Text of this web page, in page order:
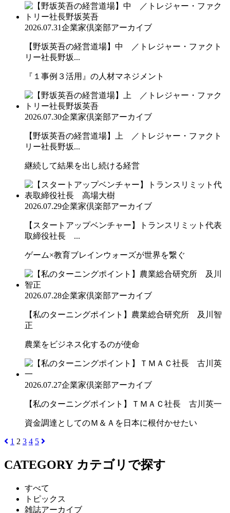
2026.07.31企業家倶楽部アーカイブ
【野坂英吾の経営道場】中 ／トレジャー・ファクト
リー社長野坂...
『１事例３活用』の人材マネジメント
2026.07.30企業家倶楽部アーカイブ
【野坂英吾の経営道場】上 ／トレジャー・ファクト
リー社長野坂...
継続して結果を出し続ける経営
2026.07.29企業家倶楽部アーカイブ
【スタートアップベンチャー】トランスリミット代表
取締役社長 ...
ゲーム×教育ブレインウォーズが世界を繋ぐ
2026.07.28企業家倶楽部アーカイブ
【私のターニングポイント】農業総合研究所 及川智
正
農業をビジネス化するのが使命
2026.07.27企業家倶楽部アーカイブ
【私のターニングポイント】ＴＭＡＣ社長 古川英一
資金調達としてのＭ＆Ａを日本に根付かせたい
1 2 3 4 5
CATEGORY カテゴリで探す
すべて
トピックス
雑誌アーカイブ